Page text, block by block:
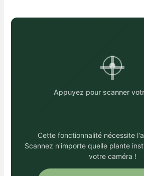
Appuyez pour scanner
Cette fonctionnalité nécessite
Scannez n'importe quelle plante
votre caméra !